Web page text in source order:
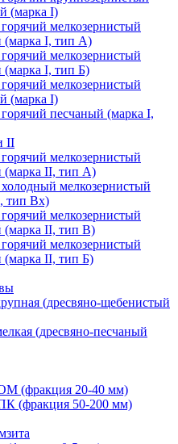
(марка I)
мелкозернистый
(марка I, тип А)
мелкозернистый
(марка I, тип Б)
мелкозернистый
(марка I)
песчаный (марка I,
II
мелкозернистый
(марка II, тип А)
мелкозернистый
тип Вх)
мелкозернистый
(марка II, тип В)
мелкозернистый
(марка II, тип Б)
(дресвяно-щебенистый
(дресвяно-песчаный
(фракция 20-40 мм)
(фракция 50-200 мм)